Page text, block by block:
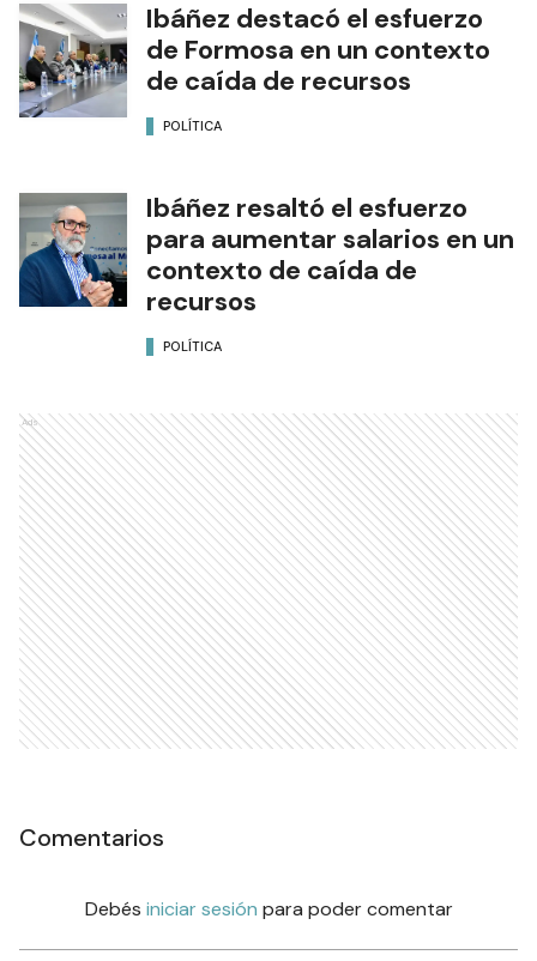
Ibáñez destacó el esfuerzo
de Formosa en un contexto
de caída de recursos
POLÍTICA
Ibáñez resaltó el esfuerzo
para aumentar salarios en un
contexto de caída de
recursos
POLÍTICA
Ads
Comentarios
Debés iniciar sesión para poder comentar